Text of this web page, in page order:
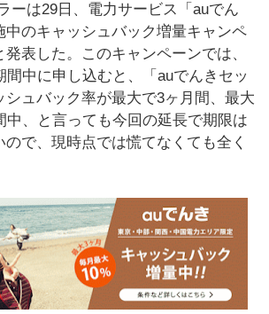
ーは29日、電力サービス「auでん
中のキャッシュバック増量キャンペ
表した。このキャンペーンでは、
間中に申し込むと、「auでんきセッ
シュバック率が最大で3ヶ月間、最大
中、と言っても今回の延長で期限は
で、現時点では慌てなくても全く